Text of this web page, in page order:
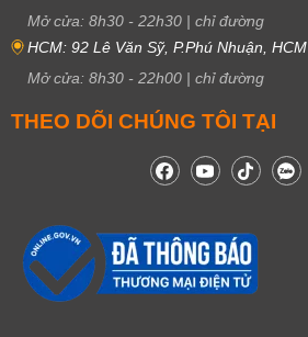
Mở cửa: 8h30 - 22h30 | chỉ đường
HCM: 92 Lê Văn Sỹ, P.Phú Nhuận, HCM
Mở cửa: 8h30 - 22h00 | chỉ đường
THEO DÕI CHÚNG TÔI TẠI